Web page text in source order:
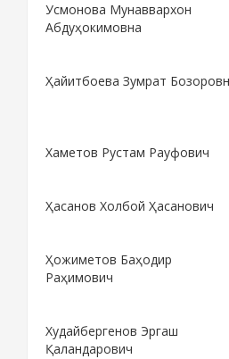
Усмонова Мунаввархон
Абдуҳокимовна
Ҳайитбоева Зумрат
Хаметов Рустам Рауфович
Ҳасанов Холбой Ҳасанович
Ҳожиметов Баҳодир
Раҳимович
Худайбергенов Эргаш
Қаландарович